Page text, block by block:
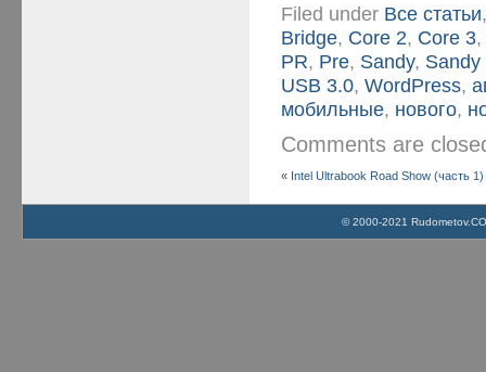
Filed under Все статьи
Bridge, Core 2, Core 3
PR, Pre, Sandy,
USB 3.0,WordPress,
мобильные, нового,
Comments are
« Intel Ultrabook Road Show (часть 1)
© 2000-2021